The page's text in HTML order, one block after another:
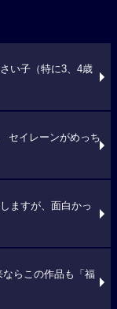
い子（特に3、4歳
セイレーンがめっち
ますが、面白かっ
らこの作品も「福